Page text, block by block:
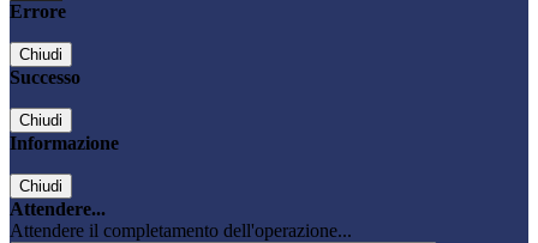
Errore
Chiudi
Successo
Chiudi
Informazione
Chiudi
Attendere...
Attendere il completamento dell'operazione...